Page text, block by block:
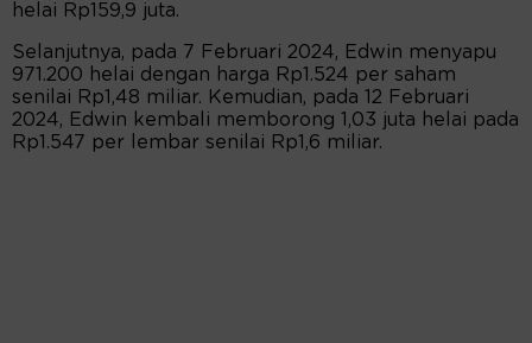
helai Rp159,9 juta.
Selanjutnya, pada 7 Februari 2024, Edwin menyapu
971.200 helai dengan harga Rp1.524 per saham
senilai Rp1,48 miliar. Kemudian, pada 12 Februari
2024, Edwin kembali memborong 1,03 juta helai pada
Rp1.547 per lembar senilai Rp1,6 miliar.